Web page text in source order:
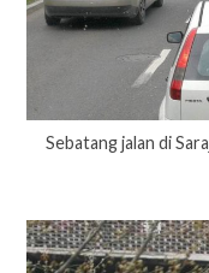
Sebatang jalan di